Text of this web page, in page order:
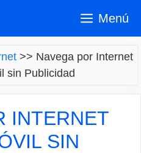
Menú
>> Navega por Internet
sin Publicidad
INTERNET
SIN